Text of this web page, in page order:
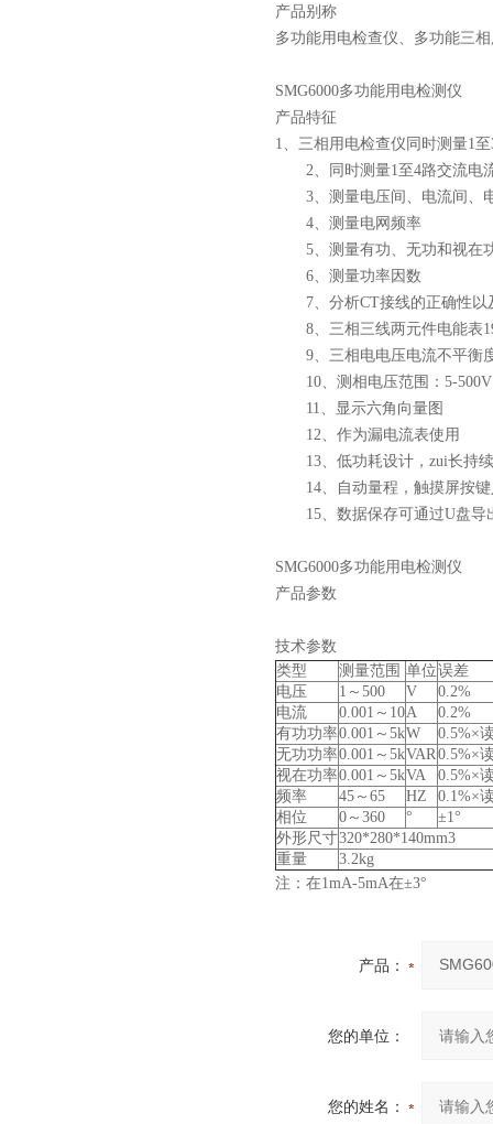
产品别称
多功能用电检查仪、多功能三
SMG6000多功能用电检测仪
产品特征
1、三相用电检查仪同时测量1
2、同时测量1至4路交流电
3、测量电压间、电流间、
4、测量电网频率
5、测量有功、无功和视在
6、测量功率因数
7、分析CT接线的正确性以
8、三相三线两元件电能表
9、三相电电压电流不平衡
10、测相电压范围：5-500V
11、显示六角向量图
12、作为漏电流表使用
13、低功耗设计，zui长持续
14、自动量程，触摸屏按键
15、数据保存可通过U盘导
SMG6000多功能用电检测仪
产品参数
技术参数
类型
测量范围 单位误差
电压
1～500 V
0.2%
电流
0.001～10A
0.2%
有功功率0.001～5kW
0.5%×
无功功率0.001～5kVAR0.5%×
视在功率0.001～5kVA
0.5%×
频率
45～65 HZ
0.1%×
相位
0～360 °
±1°
外形尺寸320*280*140mm3
重量
3.2kg
注：在1mA-5mA在±3°
产品：
您的单位：
您的姓名：